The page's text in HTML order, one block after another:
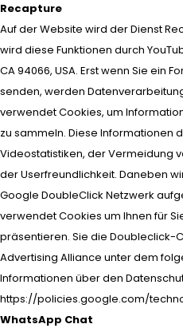
Recapture
Auf der Website wird der Dienst
wird diese Funktionen durch
CA 94066, USA. Erst wenn Sie ein
senden, werden
verwendet Cookies, um
zu sammeln. Diese Informationen
Videostatistiken, der Vermeidung
der Userfreundlichkeit. Daneben
Google DoubleClick Netzwerk
verwendet Cookies um Ihnen für
präsentieren. Sie die Doubleclick-
Advertising Alliance unter dem
Informationen über den
https://policies.google.com/
WhatsApp Chat